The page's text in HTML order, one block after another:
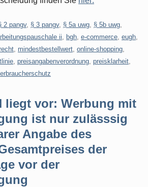
2 pangv, § 3 pangv, § 5a uwg § 5b uwg
ii bgh e-commerce eugh
mindestbestellwert online-shopping
preisangabenverordnung preisklarheit
liegt vor: Werbung mit
ist nur zulässsig
Angabe des
der
vor der